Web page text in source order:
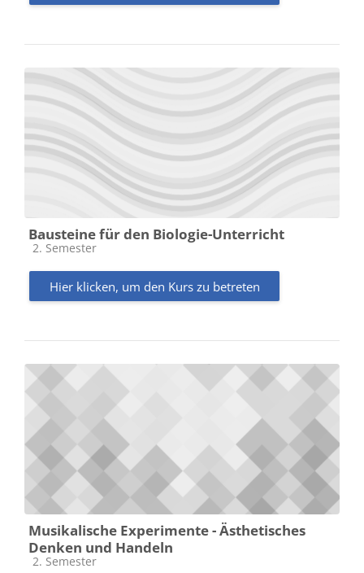
Bausteine für den Biologie-Unterricht
Kursbereich
2. Semester
Hier klicken, um den Kurs zu betreten
Musikalische Experimente - Ästhetisches
Denken und Handeln
Kursbereich
2. Semester